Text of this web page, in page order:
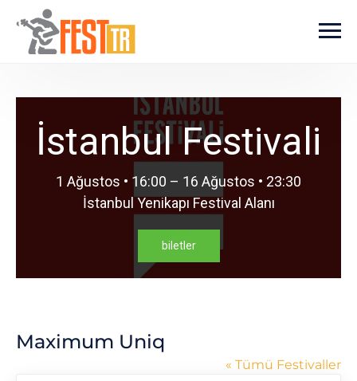
Ana içeriğe atla
İstanbul Festivali
1 Ağustos • 16:00 – 16 Ağustos • 23:30
İstanbul Yenikapı Festival Alanı
biletler
Maximum Uniq
« Tümü Festivaller